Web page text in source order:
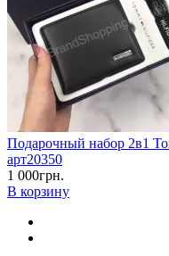
Подарочный набор 2в1
арт20350
1 000грн.
В корзину